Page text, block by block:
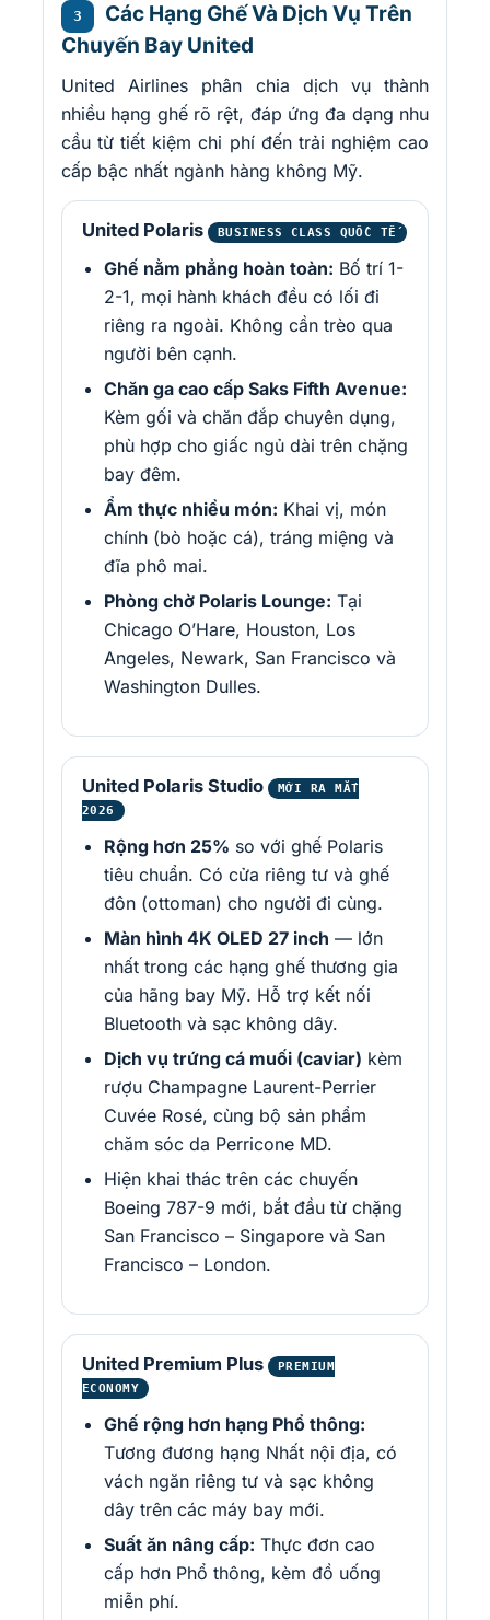
3
Các Hạng Ghế Và Dịch Vụ Trên
Chuyến Bay United
United Airlines phân chia dịch vụ thành
nhiều hạng ghế rõ rệt, đáp ứng đa dạng nhu
cầu từ tiết kiệm chi phí đến trải nghiệm cao
cấp bậc nhất ngành hàng không Mỹ.
United Polaris BUSINESS CLASS QUỐC TẾ
Ghế nằm phẳng hoàn toàn: Bố trí 1-
2-1, mọi hành khách đều có lối đi
riêng ra ngoài. Không cần trèo qua
người bên cạnh.
Chăn ga cao cấp Saks Fifth Avenue:
Kèm gối và chăn đắp chuyên dụng,
phù hợp cho giấc ngủ dài trên chặng
bay đêm.
Ẩm thực nhiều món: Khai vị, món
chính (bò hoặc cá), tráng miệng và
đĩa phô mai.
Phòng chờ Polaris Lounge: Tại
Chicago O’Hare, Houston, Los
Angeles, Newark, San Francisco và
Washington Dulles.
United Polaris Studio
MỚI RA MẮT
2026
Rộng hơn 25% so với ghế Polaris
tiêu chuẩn. Có cửa riêng tư và ghế
đôn (ottoman) cho người đi cùng.
Màn hình 4K OLED 27 inch — lớn
nhất trong các hạng ghế thương gia
của hãng bay Mỹ. Hỗ trợ kết nối
Bluetooth và sạc không dây.
Dịch vụ trứng cá muối (caviar) kèm
rượu Champagne Laurent-Perrier
Cuvée Rosé, cùng bộ sản phẩm
chăm sóc da Perricone MD.
Hiện khai thác trên các chuyến
Boeing 787-9 mới, bắt đầu từ chặng
San Francisco – Singapore và San
Francisco – London.
United Premium Plus
PREMIUM
ECONOMY
Ghế rộng hơn hạng Phổ thông:
Tương đương hạng Nhất nội địa, có
vách ngăn riêng tư và sạc không
dây trên các máy bay mới.
Suất ăn nâng cấp: Thực đơn cao
cấp hơn Phổ thông, kèm đồ uống
miễn phí.